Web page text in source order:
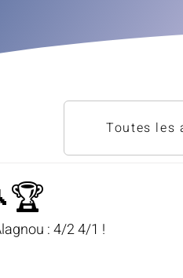
: 4/2 4/1 !
Toutes les